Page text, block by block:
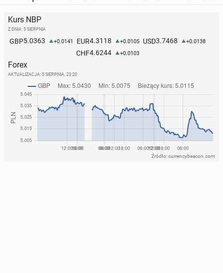
Kurs NBP
Z DNIA: 5 SIERPNIA
GBP5.0363 +0.0141 EUR4.3118 +0.0105 USD3.7468 +0.0138
CHF4.6244 +0.0103
Forex
AKTUALIZACJA: 5 SIERPNIA, 23:20
Źródło: currencybeacon.com